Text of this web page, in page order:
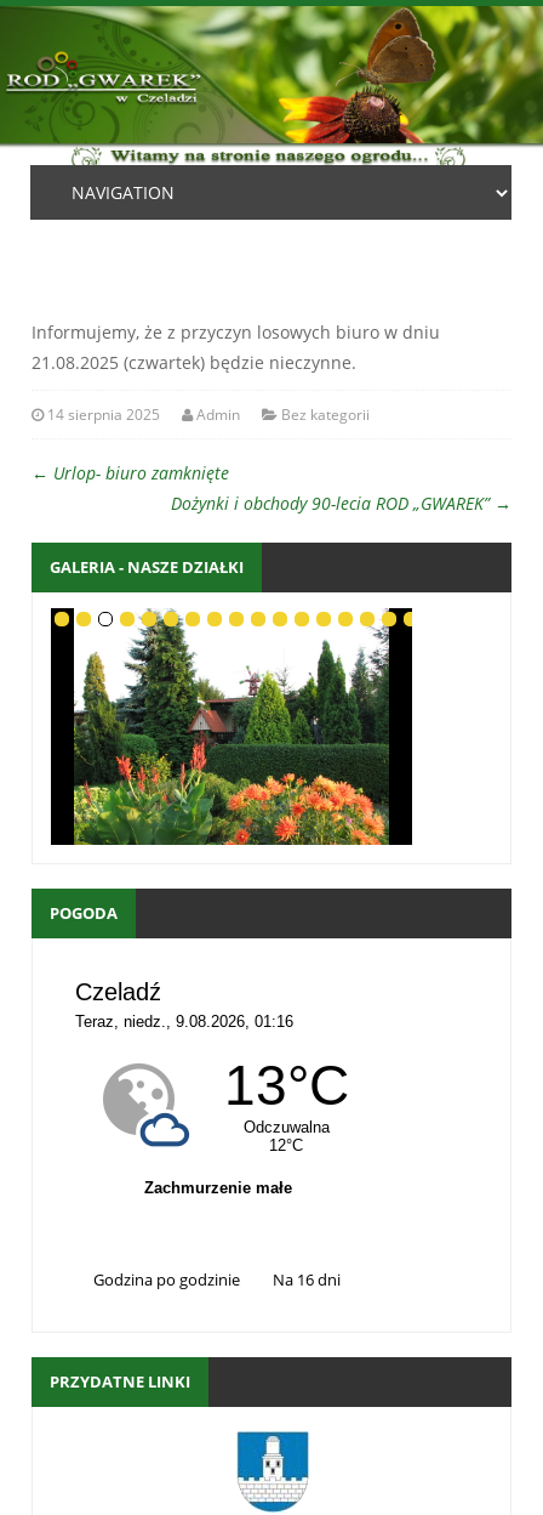
Informujemy, że z przyczyn losowych biuro w dniu
21.08.2025 (czwartek) będzie nieczynne.
14 sierpnia 2025 Admin Bez kategorii
← Urlop- biuro zamknięte
Dożynki i obchody 90-lecia ROD „GWAREK” →
GALERIA - NASZE DZIAŁKI
POGODA
Godzina po godzinie Na 16 dni
PRZYDATNE LINKI